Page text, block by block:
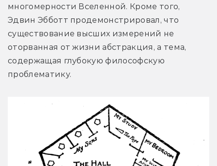
многомерности Вселенной. Кроме того,
Эдвин Эбботт продемонстрировал, что
существование высших измерений не
оторванная от жизни абстракция, а тема,
содержащая глубокую философскую
проблематику.